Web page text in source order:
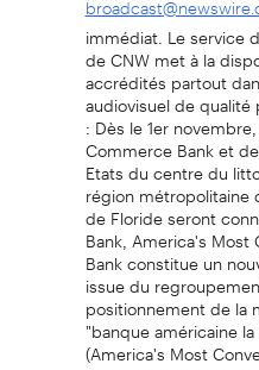
immédiat. Le service
de CNW met à la
accrédités partout
audiovisuel de qualité
: Dès le 1er
Commerce Bank et
Etats du centre du
région métropolitaine
de Floride seront
Bank, America's Most
Bank constitue un
issue du
positionnement de la
"banque américaine
(America's Most